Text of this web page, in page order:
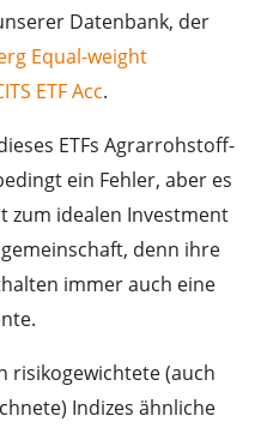
Datenbank, der
Equal-weight
ETF Acc.
ETFs Agrarrohstoff-
ein Fehler, aber es
zum idealen Investment
denn ihre
immer auch eine
risikogewichtete (auch
Indizes ähnliche